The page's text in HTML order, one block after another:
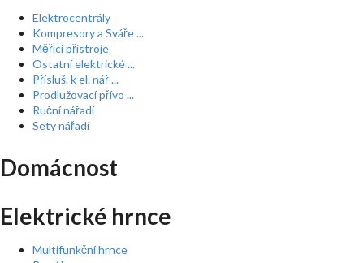
Elektrocentrály
Kompresory a Sváře ...
Měřící přístroje
Ostatní elektrické ...
Přísluš. k el. nář ...
Prodlužovací přívo ...
Ruční nářadí
Sety nářadí
Domácnost
Elektrické hrnce
Multifunkční hrnce